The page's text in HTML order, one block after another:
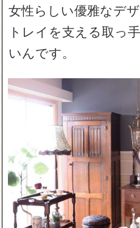
女性らしい優雅なデ
トレイを支える取っ
いんです。